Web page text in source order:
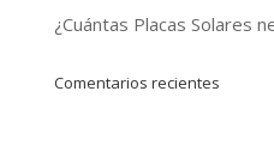
¿Cuántas Placas Solares
Comentarios recientes